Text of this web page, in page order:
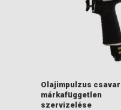
Olajimpulzus
márkafüggetlen
szervizelése